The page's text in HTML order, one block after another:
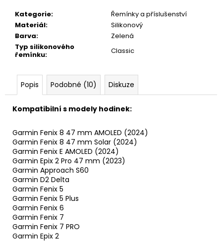
Kategorie:
Řemínky a příslušenství
Materiál:
Silikonový
Barva:
Zelená
Typ silikonového
řemínku: Classic
Popis Podobné (10) Diskuze
Kompatibilní s modely hodinek:
Garmin Fenix 8 47 mm AMOLED (2024)
Garmin Fenix 8 47 mm Solar (2024)
Garmin Fenix E AMOLED (2024)
Garmin Epix 2 Pro 47 mm (2023)
Garmin Approach S60
Garmin D2 Delta
Garmin Fenix 5
Garmin Fenix 5 Plus
Garmin Fenix 6
Garmin Fenix 7
Garmin Fenix 7 PRO
Garmin Epix 2